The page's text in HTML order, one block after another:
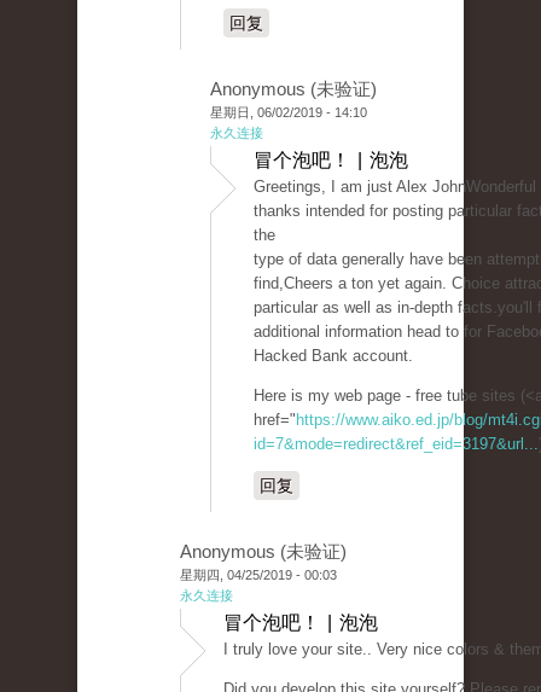
回复
Anonymous (未验证)
星期日, 06/02/2019 - 14:10
永久连接
冒个泡吧！ | 泡泡
Greetings, I am just Alex
thanks intended for posting particular
the
type of data generally have been
find,Cheers a ton yet again. Choice
particular as well as in-depth facts.you'll
additional information head to for
Hacked Bank account.
Here is my web page - free tube sites
href=" https://www.aiko.ed.jp/blog/
id=7&mode=redirect&ref_eid=3197&url...
回复
Anonymous (未验证)
星期四, 04/25/2019 - 00:03
永久连接
冒个泡吧！ | 泡泡
I truly love your site.. Very nice colors &